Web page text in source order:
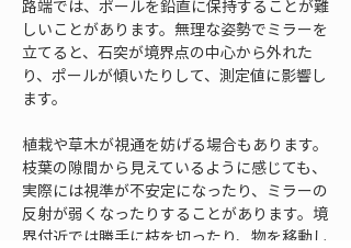
路端では、ポールを鉛直に保持することが難
しいことがあります。無理な姿勢でミラーを
立てると、石突が境界点の中心から外れた
り、ポールが傾いたりして、測定値に影響し
ます。
植栽や草木が視通を妨げる場合もあります。
枝葉の隙間から見えているように感じても、
実際には視準が不安定になったり、ミラーの
反射が弱くなったりすることがあります。境
界付近では勝手に枝を切ったり、物を移動し